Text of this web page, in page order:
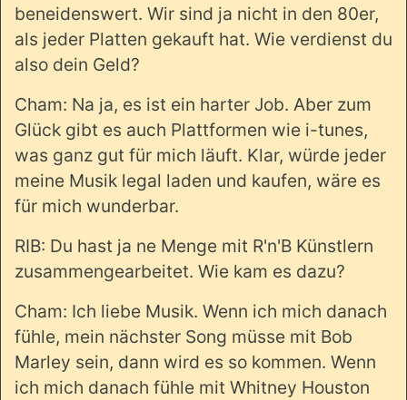
beneidenswert. Wir sind ja nicht in den 80er,
als jeder Platten gekauft hat. Wie verdienst du
also dein Geld?
Cham: Na ja, es ist ein harter Job. Aber zum
Glück gibt es auch Plattformen wie i-tunes,
was ganz gut für mich läuft. Klar, würde jeder
meine Musik legal laden und kaufen, wäre es
für mich wunderbar.
RIB: Du hast ja ne Menge mit R'n'B Künstlern
zusammengearbeitet. Wie kam es dazu?
Cham: Ich liebe Musik. Wenn ich mich danach
fühle, mein nächster Song müsse mit Bob
Marley sein, dann wird es so kommen. Wenn
ich mich danach fühle mit Whitney Houston